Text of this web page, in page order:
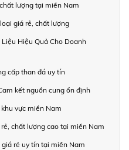
lượng tại miền Nam
giá rẻ, chất lượng
Hiệu Quả Cho Doanh
cấp than đá uy tín
kết nguồn cung ổn định
vực miền Nam
chất lượng cao tại miền Nam
rẻ uy tín tại miền Nam